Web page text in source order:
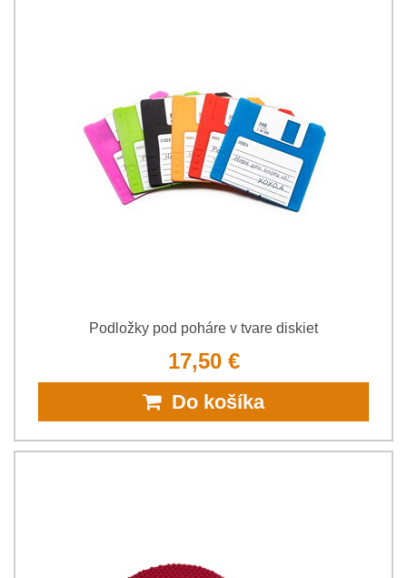
Podložky pod poháre v tvare diskiet
17,50 €
Do košíka